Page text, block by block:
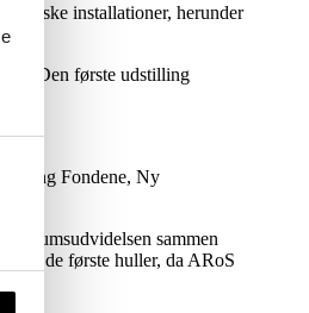
installationer, herunder
Den første udstilling
Salling Fondene, Ny
sammen
de første huller, da ARoS